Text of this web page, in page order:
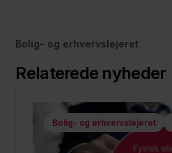
Bolig- og erhvervslejeret
Relaterede nyheder
Bolig- og erhvervslejeret